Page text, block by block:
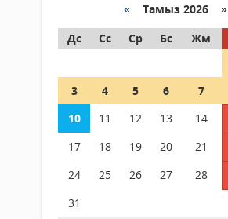
« Тамыз 2026 »
Дс
Сс Ср Бс Жм
3
4 5 6 7
10
11 12 13 14
17
18 19 20 21
24
25 26 27 28
31